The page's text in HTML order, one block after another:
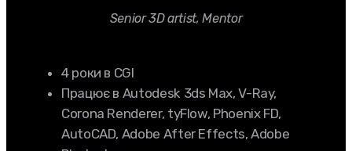
Senior 3D artist, Mentor
4 роки в CGI
Працює в Autodesk 3ds Max, V-Ray,
Corona Renderer, tyFlow, Phoenix FD,
AutoCAD, Adobe After Effects, Adobe